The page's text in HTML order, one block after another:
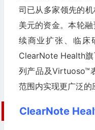
司已从多家领先的
美元的资金。本轮
续商业扩张、临床
ClearNote Health
列产品及Virtuoso™
范围内实现更广泛的
ClearNote